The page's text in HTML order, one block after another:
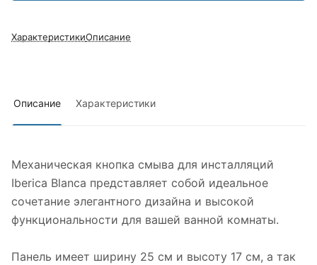
ХарактеристикиОписание
Описание Характеристики
Механическая кнопка смыва для инсталляций
Iberica Blanca представляет собой идеальное
сочетание элегантного дизайна и высокой
функциональности для вашей ванной комнаты.
Панель имеет ширину 25 см и высоту 17 см, а так